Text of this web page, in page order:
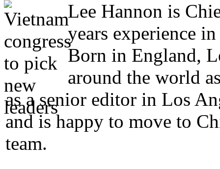
Lee Hannon is
years experience
Born in England,
around the world
as a senior editor in Los
and is happy to move to
team.